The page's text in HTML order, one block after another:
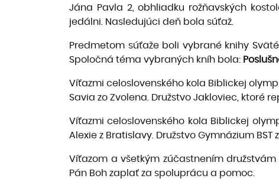
Jána Pavla 2, obhliadku rožňavských
jedálni. Nasledujúci deň bola súťaž.
Predmetom súťaže boli vybrané knihy
Spoločná téma vybraných kníh bola:
Víťazmi celoslovenského kola Biblickej
Savia zo Zvolena. Družstvo Jakloviec, ktoré
Víťazmi celoslovenského kola Biblickej
Alexie z Bratislavy. Družstvo Gymnázium
Víťazom a všetkým zúčastnením
Pán Boh zaplať za spoluprácu a pomoc.